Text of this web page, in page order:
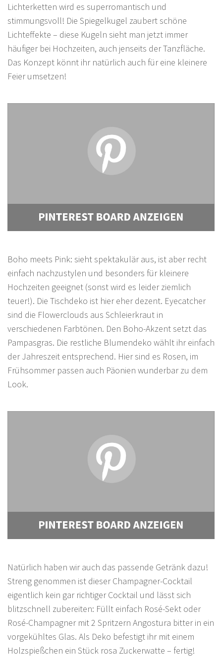
Lichterketten wird es superromantisch und
stimmungsvoll! Die Spiegelkugel zaubert schöne
Lichteffekte – diese Kugeln sieht man jetzt immer
häufiger bei Hochzeiten, auch jenseits der Tanzfläche.
Das Konzept könnt ihr natürlich auch für eine kleinere
Feier umsetzen!
Boho meets Pink: sieht spektakulär aus, ist aber recht
einfach nachzustylen und besonders für kleinere
Hochzeiten geeignet (sonst wird es leider ziemlich
teuer!). Die Tischdeko ist hier eher dezent. Eyecatcher
sind die Flowerclouds aus Schleierkraut in
verschiedenen Farbtönen. Den Boho-Akzent setzt das
Pampasgras. Die restliche Blumendeko wählt ihr einfach
der Jahreszeit entsprechend. Hier sind es Rosen, im
Frühsommer passen auch Päonien wunderbar zu dem
Look.
Natürlich haben wir auch das passende Getränk dazu!
Streng genommen ist dieser Champagner-Cocktail
eigentlich kein gar richtiger Cocktail und lässt sich
blitzschnell zubereiten: Füllt einfach Rosé-Sekt oder
Rosé-Champagner mit 2 Spritzern Angostura bitter in ein
vorgekühltes Glas. Als Deko befestigt ihr mit einem
Holzspießchen ein Stück rosa Zuckerwatte – fertig!